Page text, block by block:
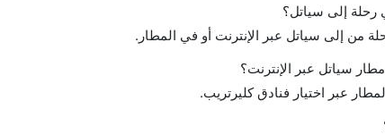
رحلة إلى سياتل؟
من إلى سياتل عبر الإنترنت أو في المطار.
سياتل عبر الإنترنت؟
عبر اختيار فنادق كليرتريب.